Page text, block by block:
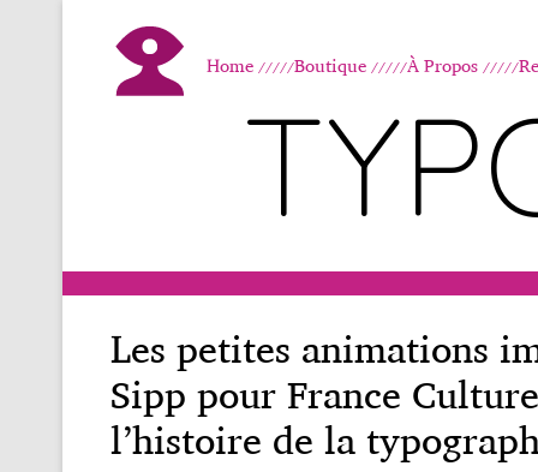
Home Boutique À Propos
Les petites animations
Sipp pour France
l’histoire de la